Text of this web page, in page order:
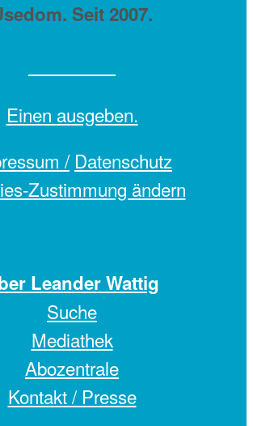
Seit 2007.
Einen ausgeben.
/ Datenschutz
Zustimmung ändern
Leander Wattig
Suche
Mediathek
Abozentrale
Kontakt / Presse